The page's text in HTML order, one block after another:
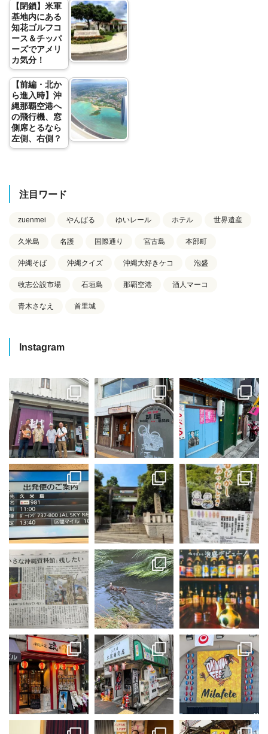
【閉鎖】米軍
基地内にある
知花ゴルフコ
ース＆チッパ
ーズでアメリ
カ気分！
【前編・北か
ら進入時】沖
縄那覇空港へ
の飛行機、窓
側席とるなら
左側、右側？
注目ワード
zuenmei やんばる ゆいレール ホテル 世界遺産
久米島 名護 国際通り 宮古島 本部町
沖縄そば 沖縄クイズ 沖縄大好きケコ 泡盛
牧志公設市場 石垣島 那覇空港 酒人マーコ
青木さなえ 首里城
Instagram